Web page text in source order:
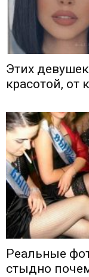
Этих
красотой, от
Реальные
стыдно